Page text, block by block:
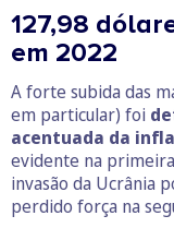
127,98
em 2022
A forte subida das
em particular) foi
acentuada da
evidente na
invasão da Ucrânia
perdido força na